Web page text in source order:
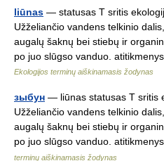
liūnas — statusas T sritis
Užželiančio vandens telkinio
augalų šaknų bei stiebų ir
po juo slūgso vanduo.
Ekologijos terminų aiškinamasis žodynas
зыбун — liūnas statusas T sritis
Užželiančio vandens telkinio
augalų šaknų bei stiebų ir
po juo slūgso vanduo.
terminų aiškinamasis žodynas